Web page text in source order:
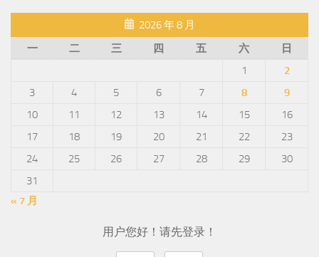
2026 年 8 月
一
二 三 四 五 六
日
1
2
3
4 5 6 7 8
9
10
11 12 13 14 15
16
17
18 19 20 21 22
23
24
25 26 27 28 29
30
31
« 7 月
用户您好！请先登录！